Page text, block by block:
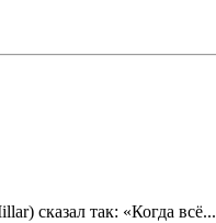
сказал так: «Когда всё...